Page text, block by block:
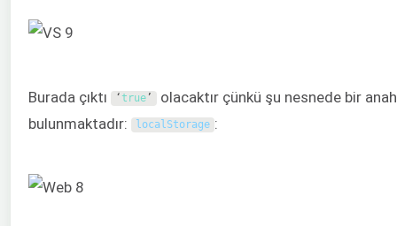
Burada çıktı ‘true’ olacaktır çünkü şu nesnede bir
bulunmaktadır:
localStorage :